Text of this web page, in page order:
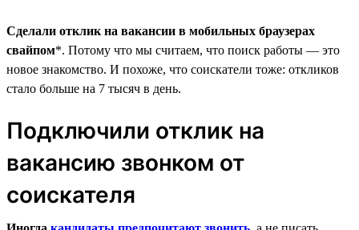
Сделали отклик на вакансии в мобильных браузерах
свайпом*. Потому что мы считаем, что поиск работы — это
новое знакомство. И похоже, что соискатели тоже: откликов
стало больше на 7 тысяч в день.
Подключили отклик на
вакансию звонком от
соискателя